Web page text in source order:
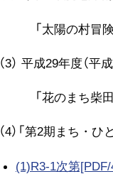
「太陽の村冒険遊
（3） 平成29年度（
「花のまち柴田」
（4）「第2期まち・
(1)R3-1次第